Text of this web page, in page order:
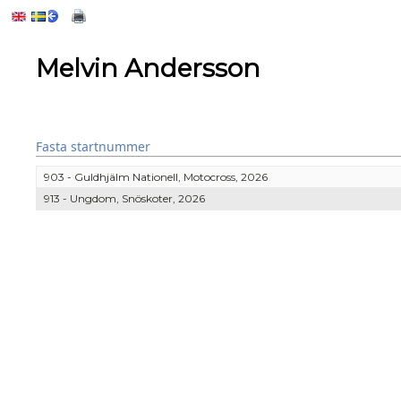
Melvin Andersson
Fasta startnummer
903 - Guldhjälm Nationell, Motocross, 2026
913 - Ungdom, Snöskoter, 2026